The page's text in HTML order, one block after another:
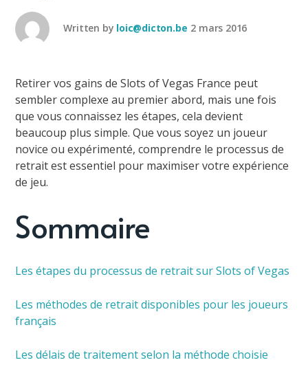
Written by loic@dicton.be 2 mars 2016
Retirer vos gains de Slots of Vegas France peut
sembler complexe au premier abord, mais une fois
que vous connaissez les étapes, cela devient
beaucoup plus simple. Que vous soyez un joueur
novice ou expérimenté, comprendre le processus de
retrait est essentiel pour maximiser votre expérience
de jeu.
Sommaire
Les étapes du processus de retrait sur Slots of Vegas
Les méthodes de retrait disponibles pour les joueurs
français
Les délais de traitement selon la méthode choisie